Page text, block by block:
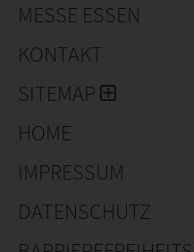
MESSE ESSEN
KONTAKT
SITEMAP
HOME
IMPRESSUM
DATENSCHUTZ